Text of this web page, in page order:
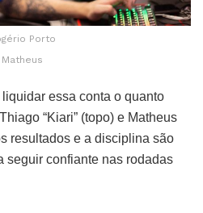
Porto
Matheus
essa conta o quanto
“Kiari” (topo) e Matheus
resultados e a disciplina são
seguir confiante nas rodadas